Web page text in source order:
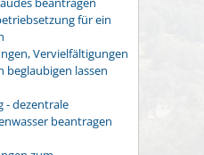
für ein
Vervielfältigungen
beglaubigen lassen
- dezentrale
beantragen